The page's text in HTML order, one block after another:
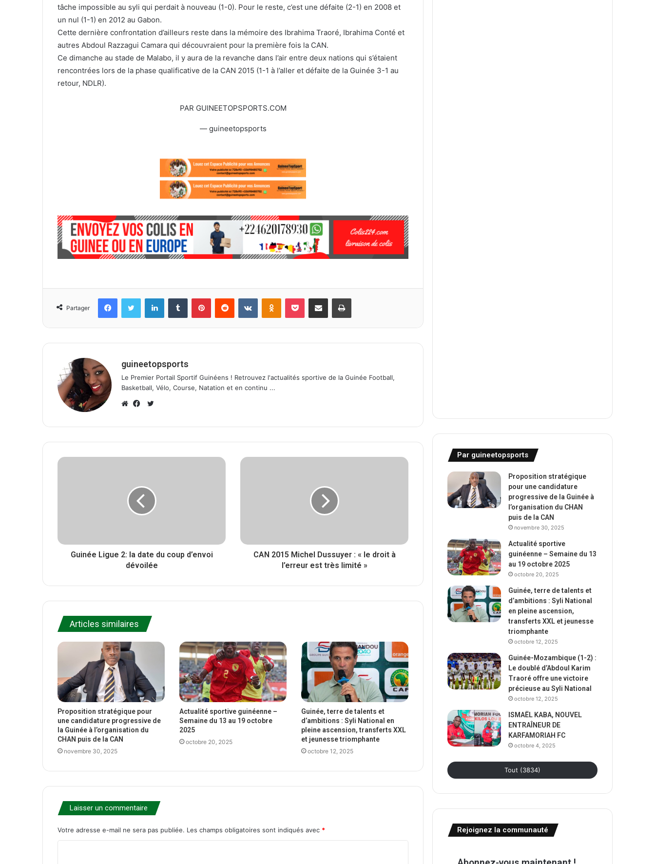
tâche impossible au syli qui perdait à nouveau (1-0). Pour le reste, c’est une défaite (2-1) en 2008 et
un nul (1-1) en 2012 au Gabon.
Cette dernière confrontation d’ailleurs reste dans la mémoire des Ibrahima Traoré, Ibrahima Conté et
autres Abdoul Razzagui Camara qui découvraient pour la première fois la CAN.
Ce dimanche au stade de Malabo, il y aura de la revanche dans l’air entre deux nations qui s’étaient
rencontrées lors de la phase qualificative de la CAN 2015 (1-1 à l’aller et défaite de la Guinée 3-1 au
retour, NDLR).
PAR GUINEETOPSPORTS.COM
— guineetopsports
Partager
guineetopsports
Le Premier Portail Sportif Guinéens ! Retrouvez l'actualités sportive de la Guinée Football,
Basketball, Vélo, Course, Natation et en continu ...
e
a
o
k
i
Guinée Ligue 2: la date du coup d’envoi
dévoilée
CAN 2015 Michel Dussuyer : « le droit à
l’erreur est très limité »
Articles similaires
Proposition stratégique pour
une candidature progressive de
la Guinée à l’organisation du
CHAN puis de la CAN
novembre 30, 2025
Actualité sportive guinéenne –
Semaine du 13 au 19 octobre
2025
octobre 20, 2025
Guinée, terre de talents et
d’ambitions : Syli National en
pleine ascension, transferts XXL
et jeunesse triomphante
octobre 12, 2025
Laisser un commentaire
Votre adresse e-mail ne sera pas publiée. Les champs obligatoires sont indiqués avec *
Par guineetopsports
Proposition stratégique
pour une candidature
progressive de la Guinée à
l’organisation du CHAN
puis de la CAN
novembre 30, 2025
Actualité sportive
guinéenne – Semaine du 13
au 19 octobre 2025
octobre 20, 2025
Guinée, terre de talents et
d’ambitions : Syli National
en pleine ascension,
transferts XXL et jeunesse
triomphante
octobre 12, 2025
Guinée-Mozambique (1-2) :
Le doublé d’Abdoul Karim
Traoré offre une victoire
précieuse au Syli National
octobre 12, 2025
ISMAËL KABA, NOUVEL
ENTRAÎNEUR DE
KARFAMORIAH FC
octobre 4, 2025
Tout (3834)
Rejoignez la communauté